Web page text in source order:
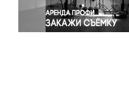
Экономика и бизнес